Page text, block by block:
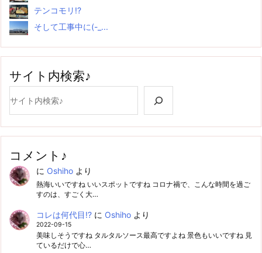
テンコモリ!?
そして工事中に(-_...
サイト内検索♪
コメント♪
に Oshihoより
熱海いいですね いいスポットですね コロナ禍で、こんな時間を過ご
すのは、すごく大…
コレは何代目!?に Oshihoより
2022-09-15
美味しそうですね タルタルソース最高ですよね 景色もいいですね 見
ているだけで心…